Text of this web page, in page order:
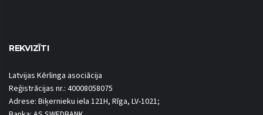
REKVIZĪTI
Latvijas Kērlinga asociācija
Reģistrācijas nr.: 40008058075
Adrese: Biķernieku iela 121H, Rīga, LV-1021;